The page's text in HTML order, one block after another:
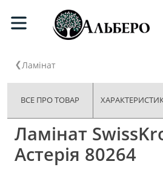
Ламінат
ВСЕ ПРО ТОВАР
Ламінат
Астерія 80264